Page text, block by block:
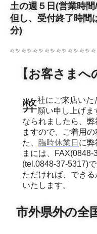
土の週５日(営業時
但し、受付終了時間
分)
【お客さまへ
弊社にご来店いただく際には、マスクの着用をお願い申し上げま
なられましたら、
ますので、ご着用
た、 臨時休業日 に弊
まには、
(tel.0848-37-5317)
ただければ、でき
いたします。
市外県外の全